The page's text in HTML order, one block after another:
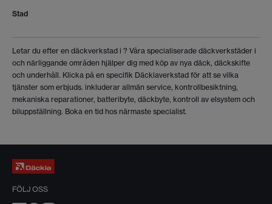
Stad
Letar du efter en däckverkstad i ? Våra specialiserade däckverkstäder i
och närliggande områden hjälper dig med köp av nya däck, däckskifte
och underhåll. Klicka på en specifik Däckiaverkstad för att se vilka
tjänster som erbjuds. inkluderar allmän service, kontrollbesiktning,
mekaniska reparationer, batteribyte, däckbyte, kontroll av elsystem och
biluppställning. Boka en tid hos närmaste specialist.
FÖLJ OSS